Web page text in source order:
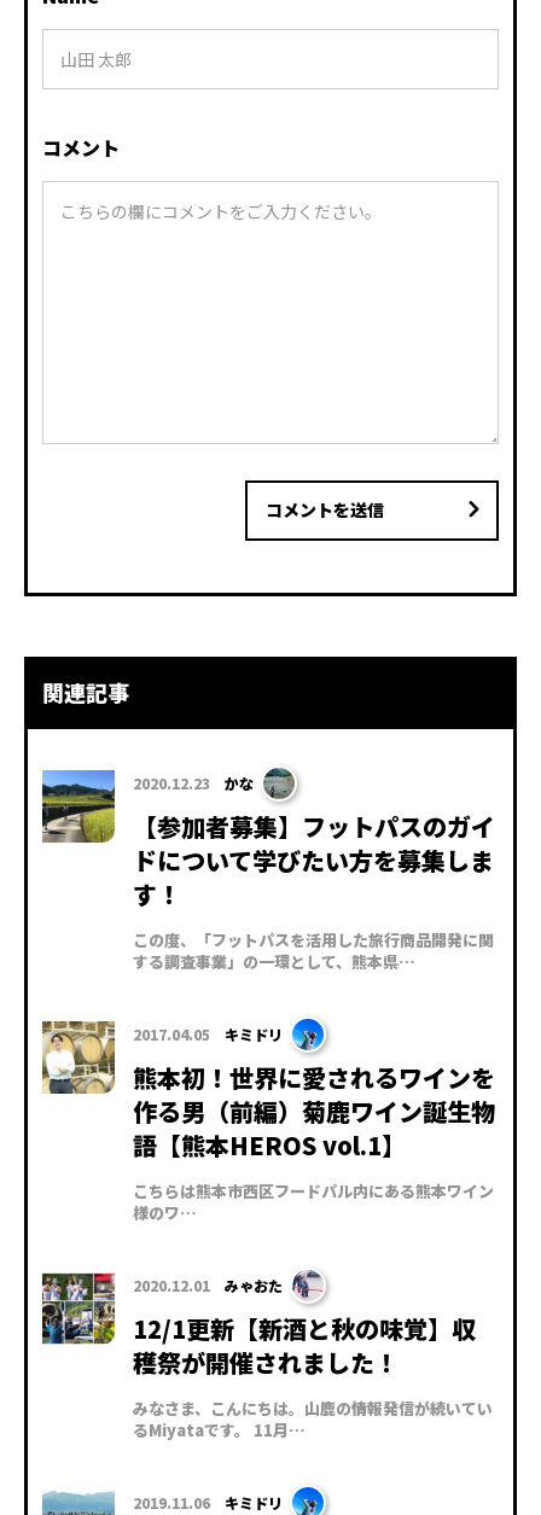
コメント
コメントを送信
関連記事
2020.12.23 かな
【参加者募集】フットパスのガイ
ドについて学びたい方を募集しま
す！
この度、「フットパスを活用した旅行商品開発に関
する調査事業」の一環として、熊本県…
2017.04.05 キミドリ
熊本初！世界に愛されるワインを
作る男（前編）菊鹿ワイン誕生物
語【熊本HEROS vol.1】
こちらは熊本市西区フードパル内にある熊本ワイン
様のワ…
2020.12.01 みゃおた
12/1更新【新酒と秋の味覚】収
穫祭が開催されました！
みなさま、こんにちは。山鹿の情報発信が続いてい
るMiyataです。 11月…
2019.11.06 キミドリ